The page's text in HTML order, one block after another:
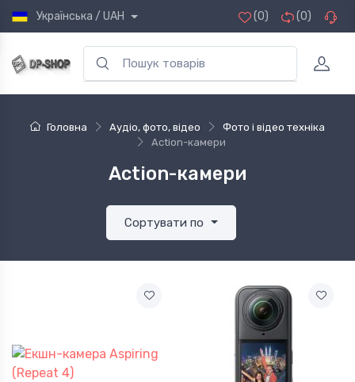
Українська / UAH (0) (0)
Головна Аудіо, фото, відео
Фото і відео техніка
Action-камери
Action-камери
Сортувати по